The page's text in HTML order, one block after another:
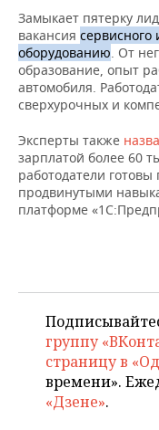
Замыкает пятерку
вакансия
оборудованию . От
образование, опыт
автомобиля.
сверхурочных и
Эксперты также
зарплатой более 60
работодатели
продвинутыми
платформе
группу
страницу в
времени».
«Дзене».